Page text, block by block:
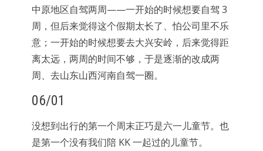
中原地区自驾两周——一开始的时候想要自驾 3
周，但后来觉得这个假期太长了、怕公司里不乐
意；一开始的时候想要去大兴安岭，后来觉得距
离太远，两周的时间不够，于是逐渐的改成两
周、去山东山西河南自驾一圈。
06/01
没想到出行的第一个周末正巧是六一儿童节。也
是第一个没有我们陪 KK 一起过的儿童节。